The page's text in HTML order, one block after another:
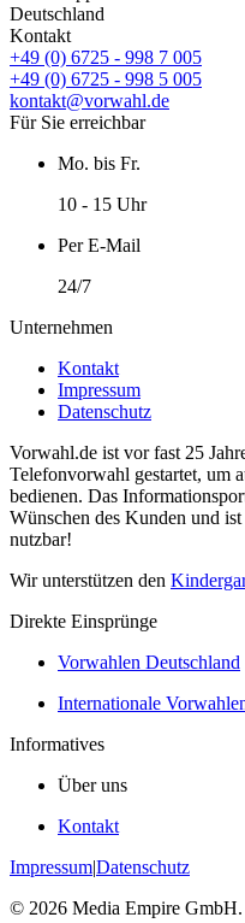
Deutschland
Kontakt
+49 (0) 6725 - 998 7 005
+49 (0) 6725 - 998 5 005
kontakt@vorwahl.de
Für Sie erreichbar
Mo. bis Fr.
10 - 15 Uhr
Per E-Mail
24/7
Unternehmen
Kontakt
Impressum
Datenschutz
Vorwahl.de ist vor fast 25
Telefonvorwahl gestartet, um
bedienen. Das
Wünschen des Kunden und
nutzbar!
Wir unterstützen den
Direkte Einsprünge
Vorwahlen Deutschland
Internationale
Informatives
Über uns
Kontakt
Impressum|Datenschutz
© 2026 Media Empire